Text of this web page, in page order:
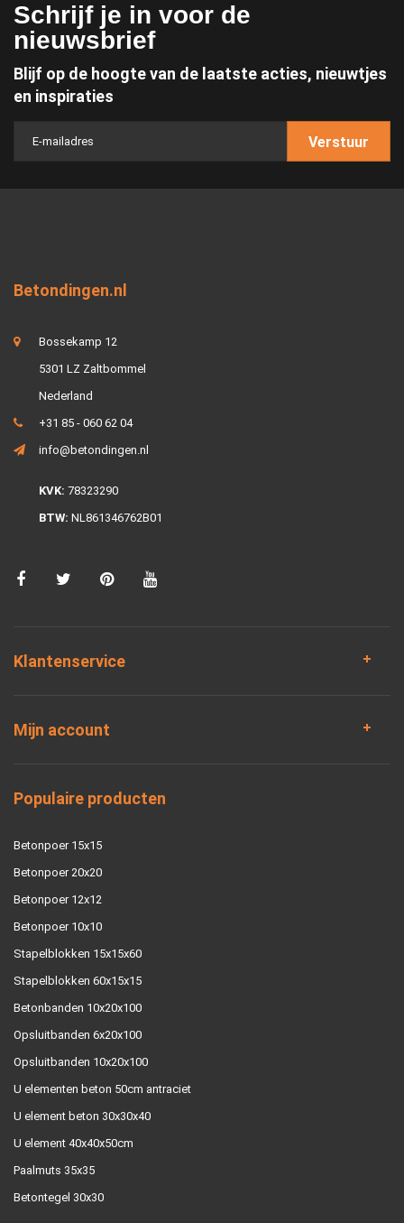
Schrijf je in voor de
nieuwsbrief
Blijf op de hoogte van de laatste acties, nieuwtjes
en inspiraties
Verstuur
Betondingen.nl
Bossekamp 12
5301 LZ Zaltbommel
Nederland
+31 85 - 060 62 04
info@betondingen.nl
KVK: 78323290
BTW: NL861346762B01
Klantenservice
Mijn account
Populaire producten
Betonpoer 15x15
Betonpoer 20x20
Betonpoer 12x12
Betonpoer 10x10
Stapelblokken 15x15x60
Stapelblokken 60x15x15
Betonbanden 10x20x100
Opsluitbanden 6x20x100
Opsluitbanden 10x20x100
U elementen beton 50cm antraciet
U element beton 30x30x40
U element 40x40x50cm
Paalmuts 35x35
Betontegel 30x30